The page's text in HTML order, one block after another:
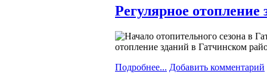
Регулярное
отопление зданий в Гатчинском
Подробнее... Добавить комментарий